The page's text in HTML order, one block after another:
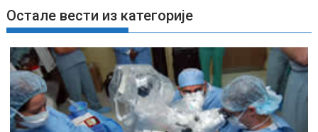
е
ч
л
а
н
к
а
Остале вести из категорије